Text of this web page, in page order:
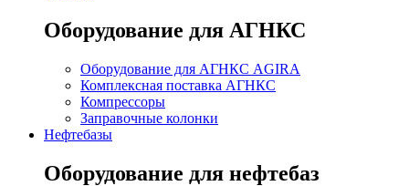
Оборудование для АГНКС
Оборудование для АГНКС AGIRA
Комплексная поставка АГНКС
Компрессоры
Заправочные колонки
Нефтебазы
Оборудование для нефтебаз